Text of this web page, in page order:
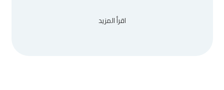
اقرأ المزيد